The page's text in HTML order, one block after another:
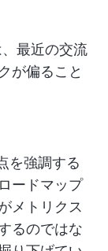
最近の交流
が偏ること
を強調する
ードマップ
メトリクス
るのではな